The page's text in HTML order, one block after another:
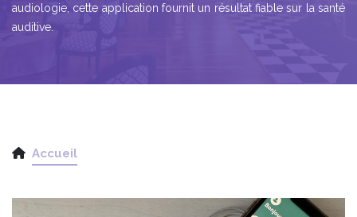
audiologie, cette application fournit un résultat fiable sur la santé
auditive.
Accueil